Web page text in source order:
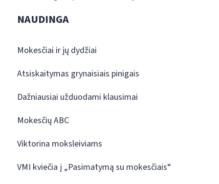
NAUDINGA
Mokesčiai ir jų dydžiai
Atsiskaitymas grynaisiais pinigais
Dažniausiai užduodami klausimai
Mokesčių ABC
Viktorina moksleiviams
VMI kviečia į „Pasimatymą su mokesčiais“